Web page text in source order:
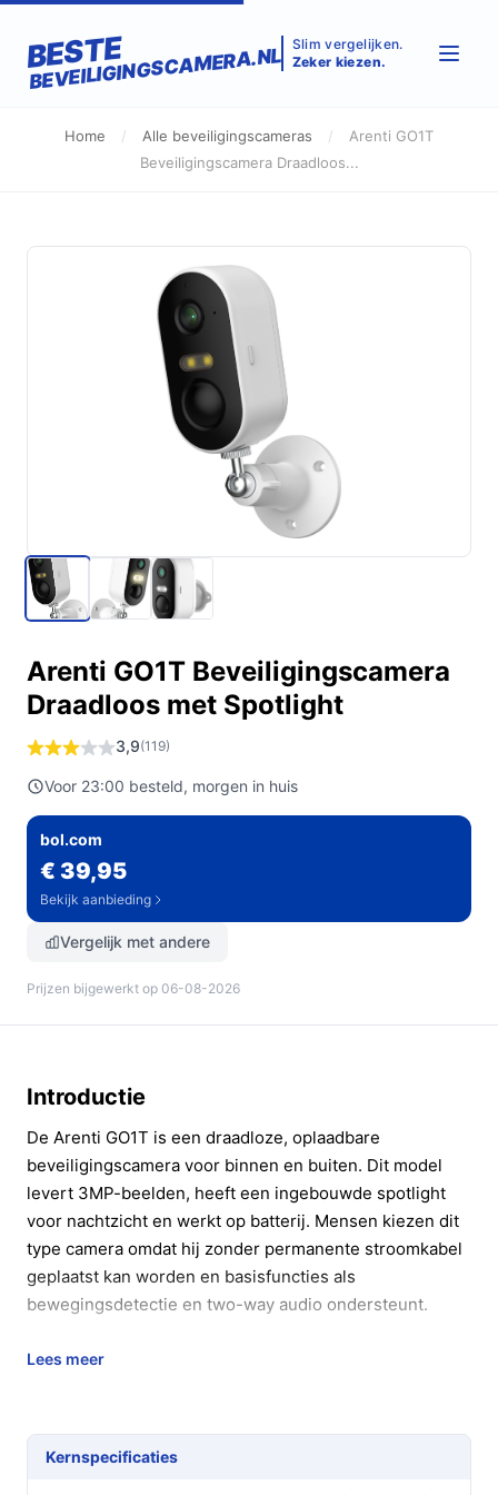
BESTE
BEVEILIGINGSCAMERA.NL Slim vergelijken.
Zeker kiezen.
Home / Alle beveiligingscameras /
Arenti GO1T
Beveiligingscamera Draadloos...
Arenti GO1T Beveiligingscamera
Draadloos met Spotlight
3,9(119)
Voor 23:00 besteld, morgen in huis
bol.com
€ 39,95
Bekijk aanbieding
Vergelijk met andere
Prijzen bijgewerkt op 06-08-2026
Introductie
De Arenti GO1T is een draadloze, oplaadbare
beveiligingscamera voor binnen en buiten. Dit model
levert 3MP-beelden, heeft een ingebouwde spotlight
voor nachtzicht en werkt op batterij. Mensen kiezen dit
type camera omdat hij zonder permanente stroomkabel
geplaatst kan worden en basisfuncties als
bewegingsdetectie en two-way audio ondersteunt.
In 20 seconden beslissen
nachtzicht en meldingen bij beweging.
Lees meer
Kernspecificaties